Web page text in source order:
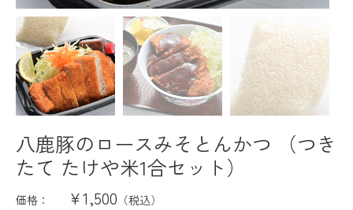
八鹿豚のロースみそとんかつ （つき
たて たけや米1合セット）
価格： ¥1,500 （税込）